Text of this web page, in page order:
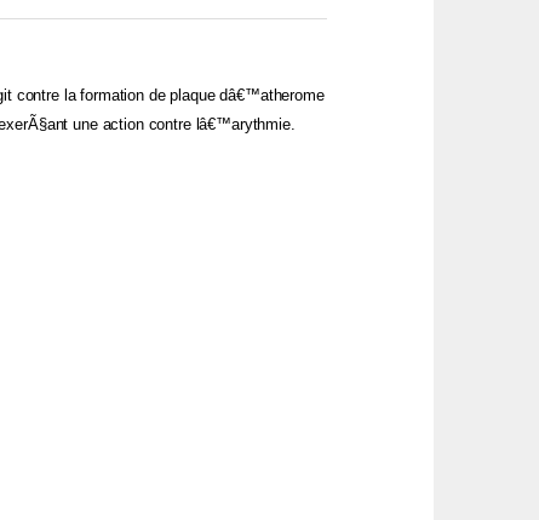
contre la formation de plaque dâ€™atherome
une action contre lâ€™arythmie.